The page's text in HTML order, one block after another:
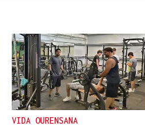
VIDA OURENSANA